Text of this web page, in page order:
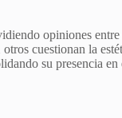
opiniones
cuestionan la
su presencia en